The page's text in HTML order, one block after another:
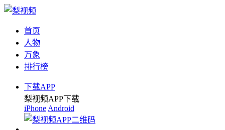
首页
人物
万象
排行榜
下载APP
梨视频APP下载
iPhone Android